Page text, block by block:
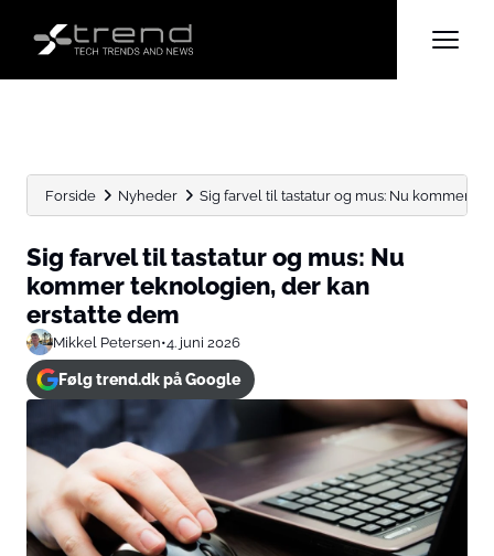
Forside Nyheder Sig farvel til tastatur og mus: Nu kommer
Sig farvel til tastatur og mus: Nu
kommer teknologien, der kan
erstatte dem
Mikkel Petersen•4. juni 2026
Følg trend.dk på Google